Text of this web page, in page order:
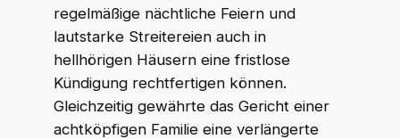
regelmäßige nächtliche Feiern und
lautstarke Streitereien auch in
hellhörigen Häusern eine fristlose
Kündigung rechtfertigen können.
Gleichzeitig gewährte das Gericht einer
achtköpfigen Familie eine verlängerte